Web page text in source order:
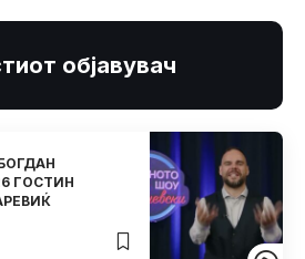
објавувач
ГОСТИН